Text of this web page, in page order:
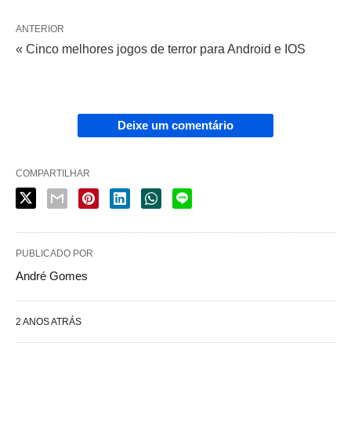
ANTERIOR
« Cinco melhores jogos de terror para Android e IOS
Deixe um comentário
COMPARTILHAR
PUBLICADO POR
André Gomes
2 ANOS ATRÁS